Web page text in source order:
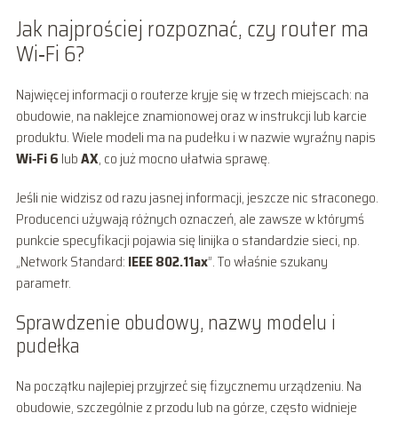
Jak najprościej rozpoznać, czy router ma
Wi‑Fi 6?
Najwięcej informacji o routerze kryje się w trzech miejscach: na
obudowie, na naklejce znamionowej oraz w instrukcji lub karcie
produktu. Wiele modeli ma na pudełku i w nazwie wyraźny napis
Wi‑Fi 6 lubAX, co już mocno ułatwia sprawę.
Jeśli nie widzisz od razu jasnej informacji, jeszcze nic straconego.
Producenci używają różnych oznaczeń, ale zawsze w którymś
punkcie specyfikacji pojawia się linijka o standardzie sieci, np.
„Network Standard: IEEE 802.11ax”. To właśnie szukany
parametr.
Sprawdzenie obudowy, nazwy modelu i
pudełka
Na początku najlepiej przyjrzeć się fizycznemu urządzeniu. Na
obudowie, szczególnie z przodu lub na górze, często widnieje